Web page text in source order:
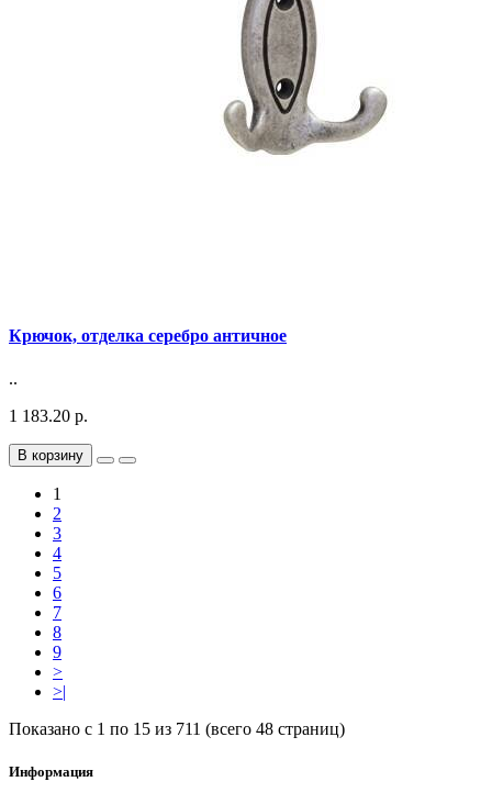
Крючок, отделка серебро античное
..
1 183.20 р.
В корзину
1
2
3
4
5
6
7
8
9
>
>|
Показано с 1 по 15 из 711 (всего 48 страниц)
Информация